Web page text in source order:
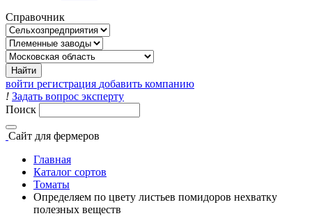
Справочник
войти регистрация добавить компанию
! Задать вопрос эксперту
Поиск
Сайт для фермеров
Главная
Каталог сортов
Томаты
Определяем по цвету листьев помидоров нехватку
полезных веществ